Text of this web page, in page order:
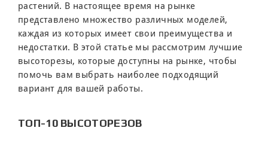
растений. В настоящее время на рынке
представлено множество различных моделей,
каждая из которых имеет свои преимущества и
недостатки. В этой статье мы рассмотрим лучшие
высоторезы, которые доступны на рынке, чтобы
помочь вам выбрать наиболее подходящий
вариант для вашей работы.
ТОП-10 ВЫСОТОРЕЗОВ